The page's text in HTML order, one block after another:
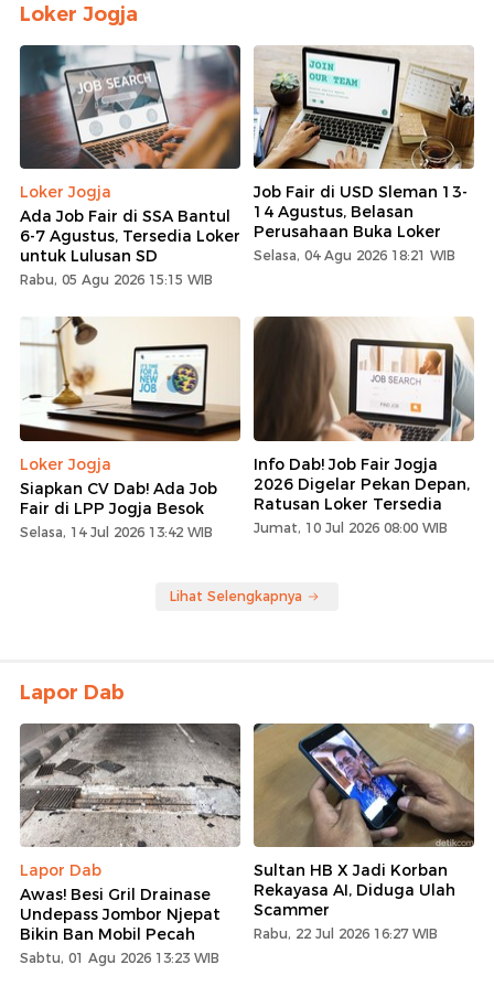
Loker Jogja
Loker Jogja
Ada Job Fair di SSA Bantul
6-7 Agustus, Tersedia Loker
untuk Lulusan SD
Rabu, 05 Agu 2026 15:15 WIB
Job Fair di USD Sleman 13-
14 Agustus, Belasan
Perusahaan Buka Loker
Selasa, 04 Agu 2026 18:21 WIB
Loker Jogja
Siapkan CV Dab! Ada Job
Fair di LPP Jogja Besok
Selasa, 14 Jul 2026 13:42 WIB
Info Dab! Job Fair Jogja
2026 Digelar Pekan Depan,
Ratusan Loker Tersedia
Jumat, 10 Jul 2026 08:00 WIB
Lihat Selengkapnya
Lapor Dab
Lapor Dab
Awas! Besi Gril Drainase
Undepass Jombor Njepat
Bikin Ban Mobil Pecah
Sabtu, 01 Agu 2026 13:23 WIB
Sultan HB X Jadi Korban
Rekayasa AI, Diduga Ulah
Scammer
Rabu, 22 Jul 2026 16:27 WIB